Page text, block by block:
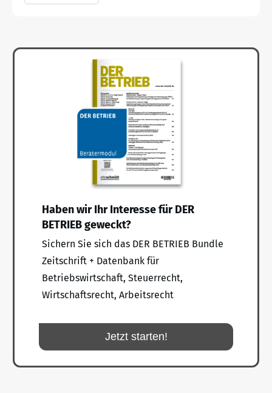
Haben wir Ihr Interesse für DER
BETRIEB geweckt?
Sichern Sie sich das DER BETRIEB Bundle
Zeitschrift + Datenbank für
Betriebswirtschaft, Steuerrecht,
Wirtschaftsrecht, Arbeitsrecht
Jetzt starten!